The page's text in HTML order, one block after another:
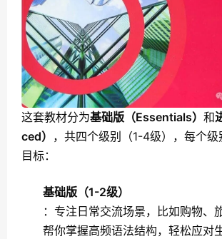
这套教材分为基础版（Essentials） 和
ced） ，共四个级别（1-4级），每个
目标：
基础版（1-2级）
：专注日常交流场景，比如购物、
帮你掌握高频语法结构，轻松应对